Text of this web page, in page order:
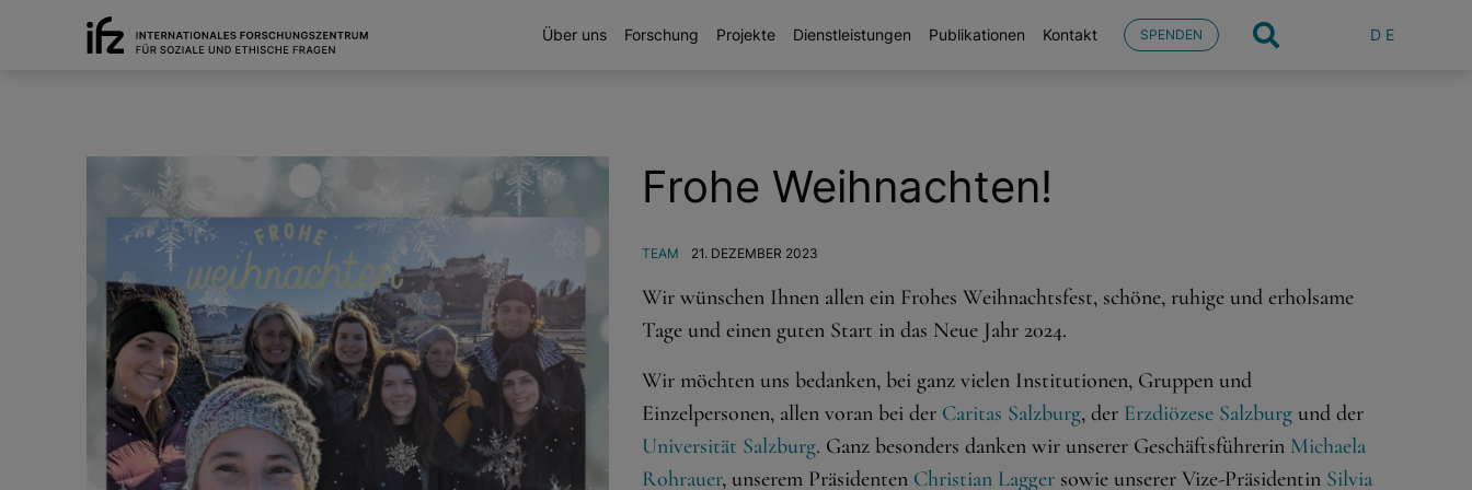
Über uns Forschung Projekte Dienstleistungen Publikationen Kontakt SPENDEN DE
Frohe Weihnachten!
TEAM 21. DEZEMBER 2023
Wir wünschen Ihnen allen ein Frohes Weihnachtsfest, schöne, ruhige und erholsame
Tage und einen guten Start in das Neue Jahr 2024.
Wir möchten uns bedanken, bei ganz vielen Institutionen, Gruppen und
Einzelpersonen, allen voran bei der Caritas Salzburg, der Erzdiözese Salzburgund der
Universität Salzburg. Ganz besonders danken wir unserer Geschäftsführerin Michaela
Rohrauer, unserem Präsidenten Christian Laggersowie unserer Vize-Präsidentin Silvia